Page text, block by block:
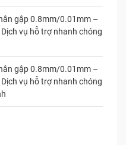
gập 0.8mm/0.01mm –
vụ hỗ trợ nhanh chóng
gập 0.8mm/0.01mm –
vụ hỗ trợ nhanh chóng